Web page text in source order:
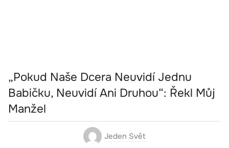
„Pokud Naše Dcera Neuvidí Jednu
Babičku, Neuvidí Ani Druhou“: Řekl Můj
Manžel
Jeden Svět